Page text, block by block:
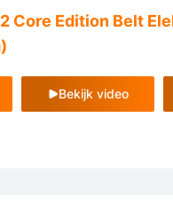
Core Edition Belt
Bekijk video